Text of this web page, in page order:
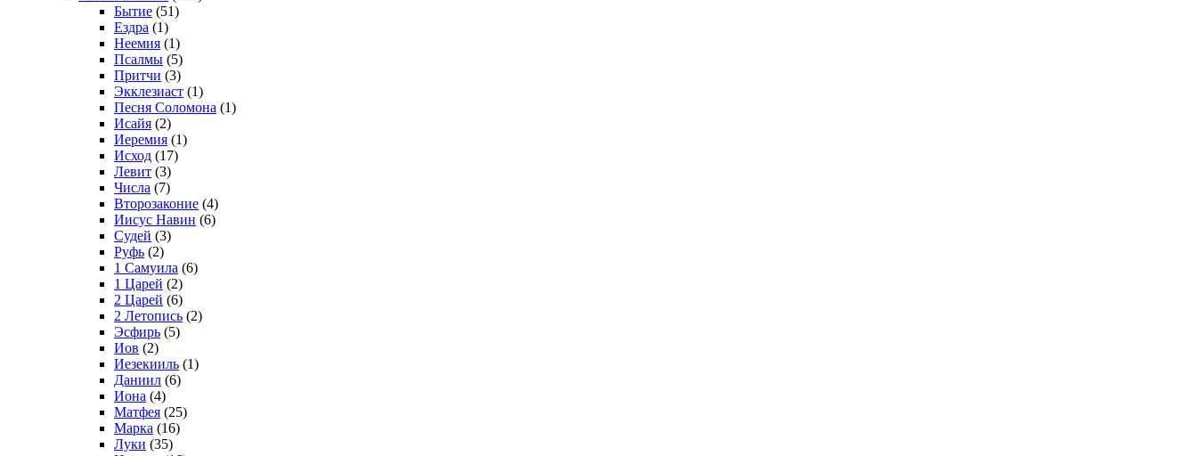
Бытие (51)
Ездра (1)
Неемия (1)
Псалмы (5)
Притчи (3)
Экклезиаст (1)
Песня Соломона (1)
Исайя (2)
Иеремия (1)
Исход (17)
Левит (3)
Числа (7)
Второзаконие (4)
Иисус Навин (6)
Судей (3)
Руфь (2)
1 Самуила (6)
1 Царей (2)
2 Царей (6)
2 Летопись (2)
Эсфирь (5)
Иов (2)
Иезекииль (1)
Даниил (6)
Иона (4)
Матфея (25)
Марка (16)
Луки (35)